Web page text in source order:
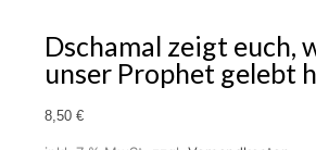
Dschamal zeigt euch,
unser Prophet gelebt
8,50 €